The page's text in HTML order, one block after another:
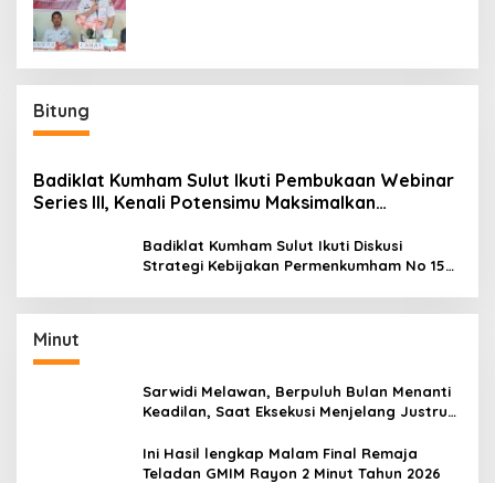
Bitung
Badiklat Kumham Sulut Ikuti Pembukaan Webinar
Series III, Kenali Potensimu Maksimalkan
Badiklat Kumham Sulut Ikuti Diskusi
Strategi Kebijakan Permenkumham No 15
Minut
Sarwidi Melawan, Berpuluh Bulan Menanti
Keadilan, Saat Eksekusi Menjelang Justru
Ini Hasil lengkap Malam Final Remaja
Teladan GMIM Rayon 2 Minut Tahun 2026